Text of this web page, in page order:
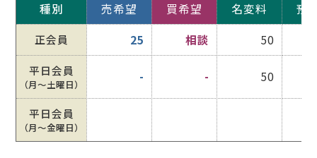
種別 売希望 買希望 名変料 預
正会員 25 相談 50
平日会員
（月〜土曜日） - - 50
平日会員
（月〜金曜日）